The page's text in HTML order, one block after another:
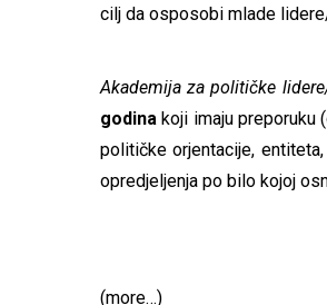
cilj da osposobi mlade
Akademija za političke
godina koji imaju
političke orjentacije,
opredjeljenja po bilo kojoj
(more…)